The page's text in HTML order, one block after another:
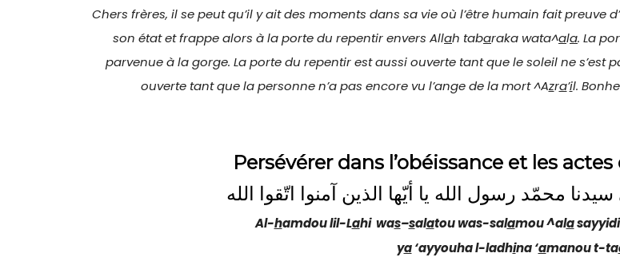
Chers frères, il se peut qu’il y ait des moments dans sa vie où l’être humain fait preuve
son état et frappe alors à la porte du repentir envers Allah tabaraka wata^ala. La
parvenue à la gorge. La porte du repentir est aussi ouverte tant que le soleil ne s’est
ouverte tant que la personne n’a pas encore vu l’ange de la mort ^Azra’il.
Persévérer dans l’obéissance et les
محمّد رسول الله يا أيّها الذين آمنوا اتّقوا الله
Al-hamdou lil-Lahi was–salatou was-salamou ^ala
ya‘ayyouha l-ladhina ‘amanou t-ta